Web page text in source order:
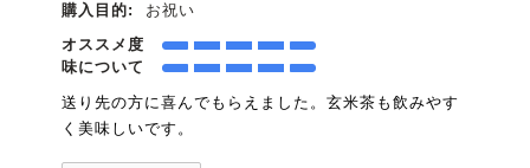
購入目的:
お祝い
オススメ度
味について
送り先の方に喜んでもらえました。玄米茶も飲みやす
く美味しいです。